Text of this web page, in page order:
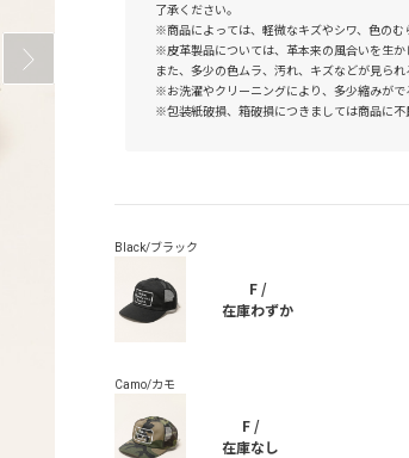
了承ください。
※商品によっては、軽微なキズやシワ、色のむ
※皮革製品については、革本来の風合いを生か
また、多少の色ムラ、汚れ、キズなどが見られ
※お洗濯やクリーニングにより、多少縮みがで
※包装紙破損、箱破損につきましては商品に不
F /
在庫わずか
F /
在庫なし